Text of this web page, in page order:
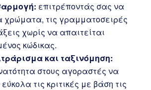
επιτρέποντάς σας να
χρώματα, τις γραμματοσειρές
χωρίς να απαιτείται
κώδικας.
και ταξινόμηση:
στους αγοραστές να
τις κριτικές με βάση τις